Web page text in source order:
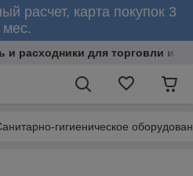
расчет, карта покупок 3
мес.
и расходники для торговли и
гигиеническое